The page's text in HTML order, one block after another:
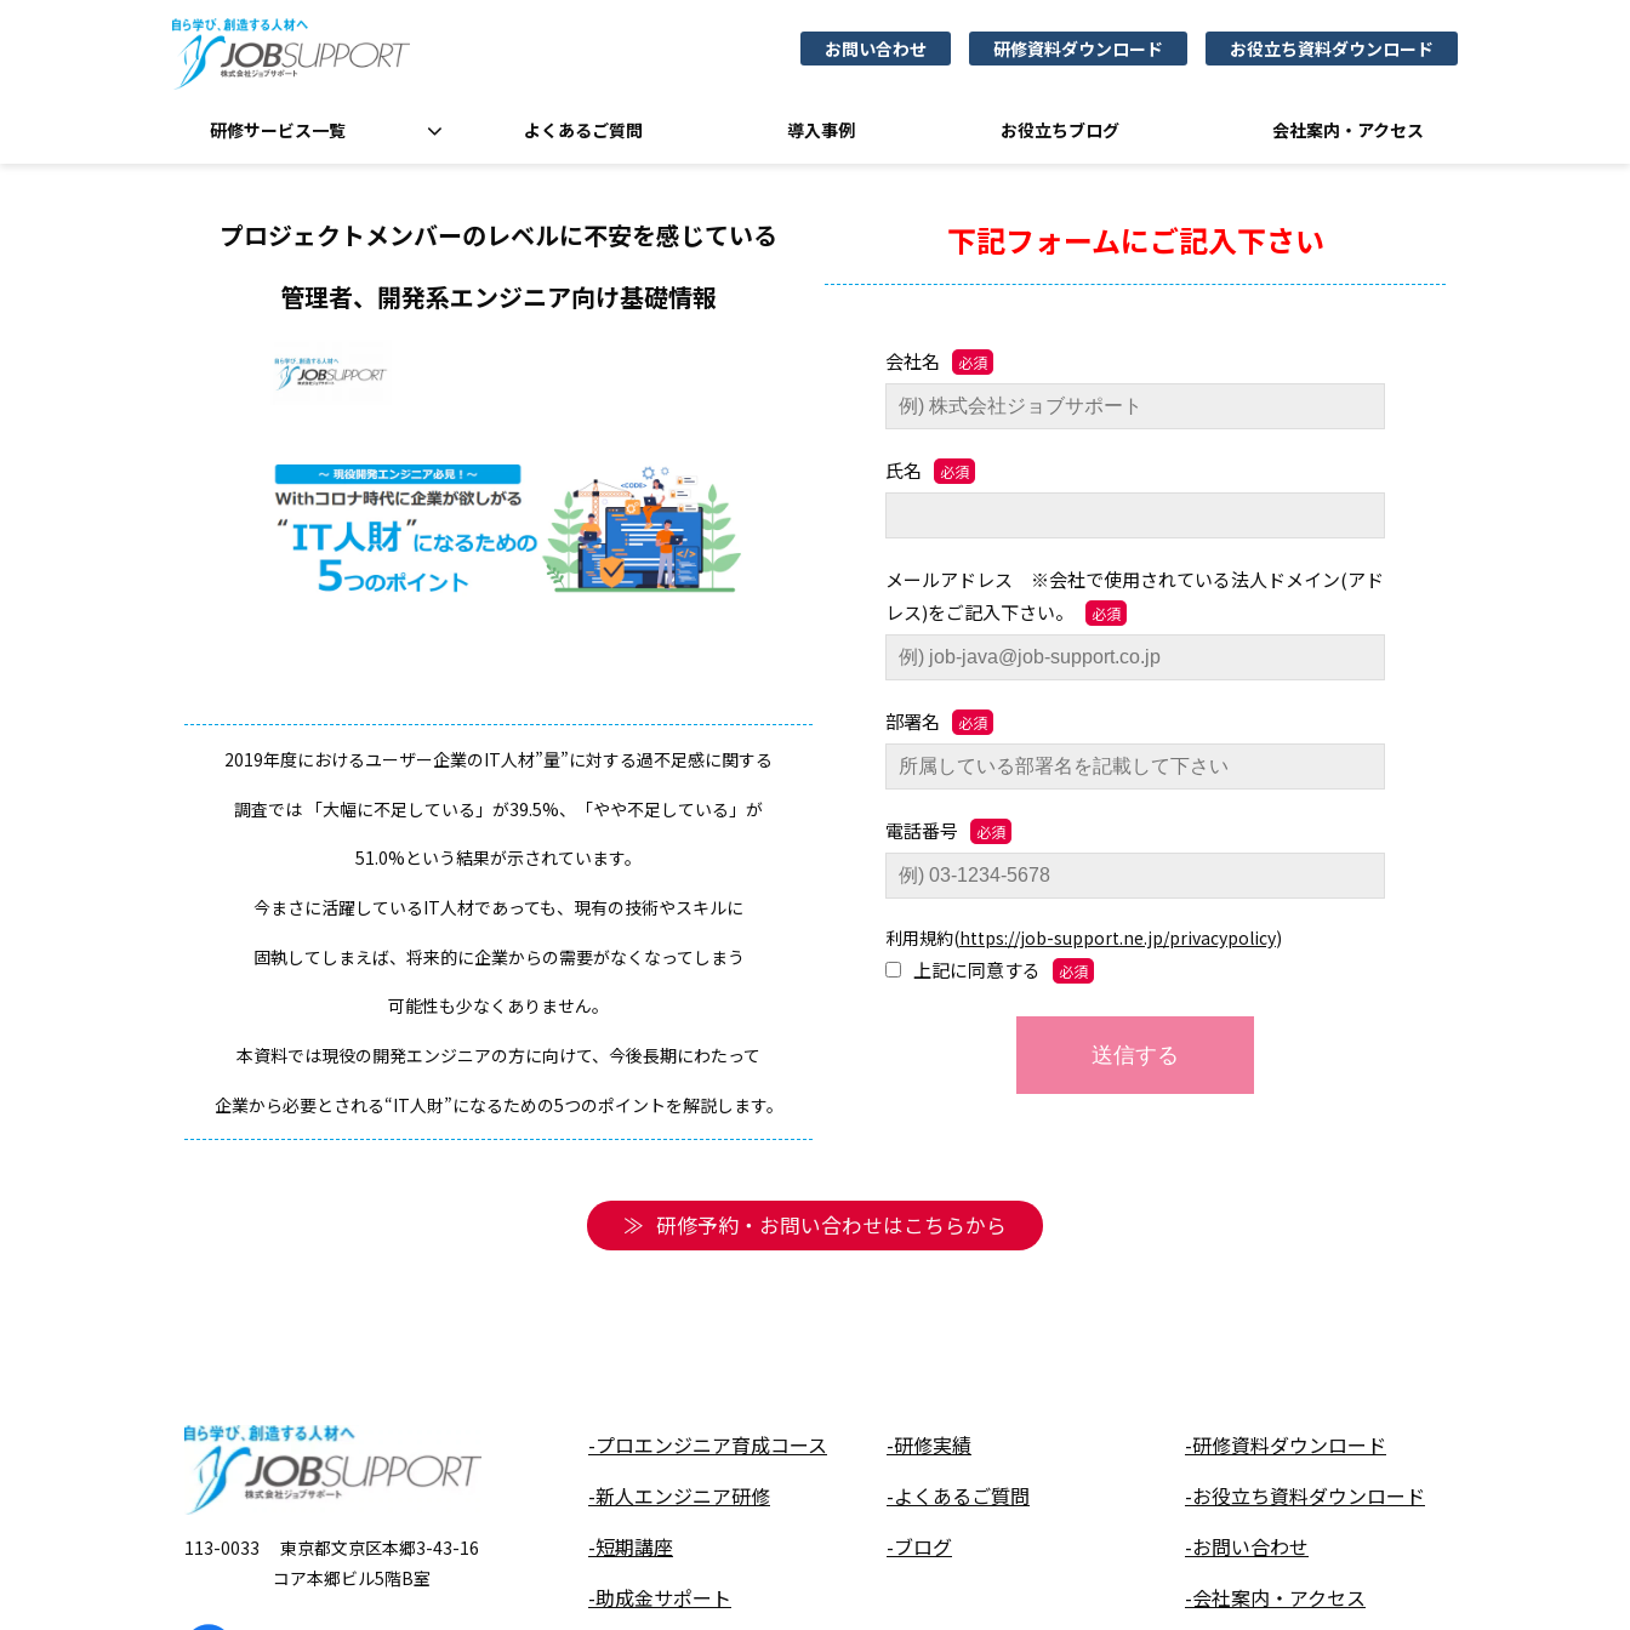
お問い合わせ 研修資料ダウンロード お役立ち資料ダウンロード
研修サービス一覧 よくあるご質問 導入事例 お役立ちブログ 会社案内・アクセス
プロジェクトメンバーのレベルに不安を感じている
管理者、 開発系エンジニア向け基礎情報
2019年度におけるユーザー企業のIT人材”量”に対する過不足感に関する
調査では 「大幅に不足している」が39.5%、「やや不足している」が
51.0%という結果が示されています。
今まさに活躍しているIT人材であっても、現有の技術やスキルに
固執してしまえば、将来的に企業からの需要がなくなってしまう
可能性も少なくありません。
本資料では現役の開発エンジニアの方に向けて、今後長期にわたって
企業から必要とされる“IT人財”になるための5つのポイントを解説します。
下記フォームにご記入下さい
会社名
氏名
メールアドレス ※会社で使用されている法人ドメイン(アド
レス)をご記入下さい。
部署名
電話番号
利用規約(https://job-support.ne.jp/privacypolicy)
上記に同意する
研修予約・お問い合わせはこちらから
113-0033 東京都文京区本郷3-43-16
コア本郷ビル5階B室
-プロエンジニア育成コース
-新人エンジニア研修
-短期講座
-助成金サポート
-研修実績
-よくあるご質問
-ブログ
-研修資料ダウンロード
-お役立ち資料ダウンロード
-お問い合わせ
-会社案内・アクセス